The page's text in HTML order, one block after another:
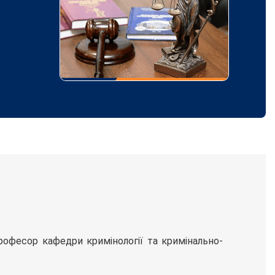
кафедри кримінології та кримінально-